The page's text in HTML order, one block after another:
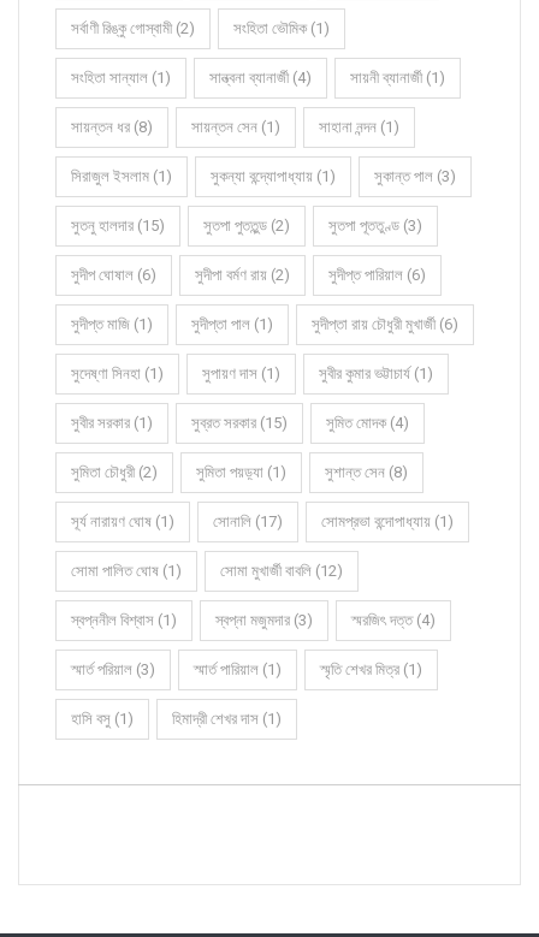
সর্বাণী রিঙ্কু গোস্বামী (2) সংহিতা ভৌমিক (1)
সংহিতা সান্যাল (1) সান্ত্বনা ব্যানার্জী (4) সায়নী ব্যানার্জী (1)
সায়ন্তন ধর (8) সায়ন্তন সেন (1) সাহানা নন্দন (1)
সিরাজুল ইসলাম (1) সুকন্যা বন্দ্যোপাধ্যায় (1) সুকান্ত পাল (3)
সুতনু হালদার (15) সুতপা পুততুন্ড (2) সুতপা পূততুণ্ড (3)
সুদীপ ঘোষাল (6) সুদীপা বর্মণ রায় (2) সুদীপ্ত পারিয়াল (6)
সুদীপ্ত মাজি (1) সুদীপ্তা পাল (1) সুদীপ্তা রায় চৌধুরী মুখার্জী (6)
সুদেষ্ণা সিনহা (1) সুপায়ণ দাস (1) সুবীর কুমার ভট্টাচার্য (1)
সুবীর সরকার (1) সুব্রত সরকার (15) সুমিত মোদক (4)
সুমিতা চৌধুরী (2) সুমিতা পয়ড়্যা (1) সুশান্ত সেন (8)
সূর্য নারায়ণ ঘোষ (1) সোনালি (17) সোমপ্রভা বন্দোপাধ্যায় (1)
সোমা পালিত ঘোষ (1) সোমা মুখার্জী বাবলি (12)
স্বপ্ননীল বিশ্বাস (1) স্বপ্না মজুমদার (3) স্মরজিৎ দত্ত (4)
স্মার্ত পরিয়াল (3) স্মার্ত পারিয়াল (1) স্মৃতি শেখর মিত্র (1)
হাসি বসু (1) হিমাদ্রী শেখর দাস (1)